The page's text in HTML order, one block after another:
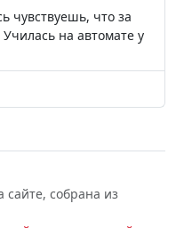
чувствуешь, что за
на автомате у
собрана из